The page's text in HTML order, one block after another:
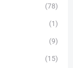
(78)
(1)
(9)
(15)